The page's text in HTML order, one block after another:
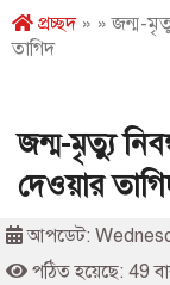
প্রচ্ছদ» » জন্ম-মৃত্যু
তাগিদ
জন্ম-মৃত্যু
দেওয়ার
আপডেট:
পঠিত হয়েছে: 49